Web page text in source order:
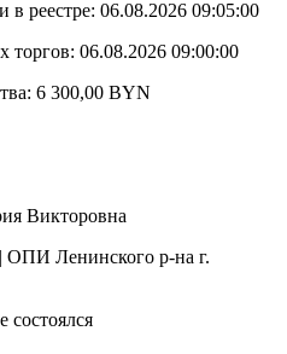
в реестре: 06.08.2026 09:05:00
торгов: 06.08.2026 09:00:00
6 300,00 BYN
Викторовна
Ленинского р-на г.
состоялся